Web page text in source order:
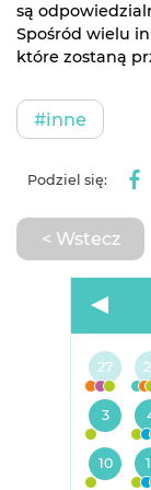
są
Spośród wielu
które zostaną
#inne
Podziel się:
< Wstecz
27
3
10